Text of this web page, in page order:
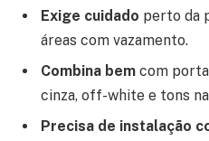
Exige cuidado perto da
áreas com vazamento.
Combina bem com
cinza, off-white e tons
Precisa de instalação